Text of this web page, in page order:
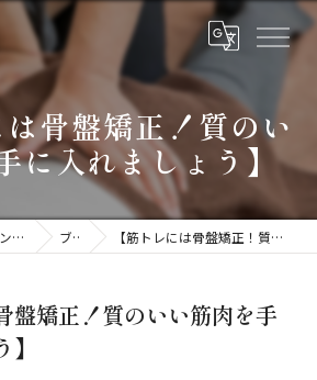
骨盤矯正！質のい
に入れましょう】
恵比寿の整体ならメンズ美容整体 sjuni 恵比寿店 ブログ 【筋トレには骨盤矯正！質のいい筋肉を手に入れましょう】
盤矯正！質のいい筋肉を手